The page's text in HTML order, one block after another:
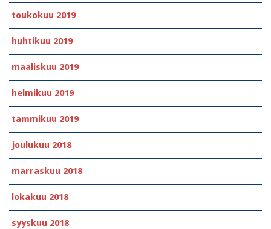
toukokuu 2019
huhtikuu 2019
maaliskuu 2019
helmikuu 2019
tammikuu 2019
joulukuu 2018
marraskuu 2018
lokakuu 2018
syyskuu 2018